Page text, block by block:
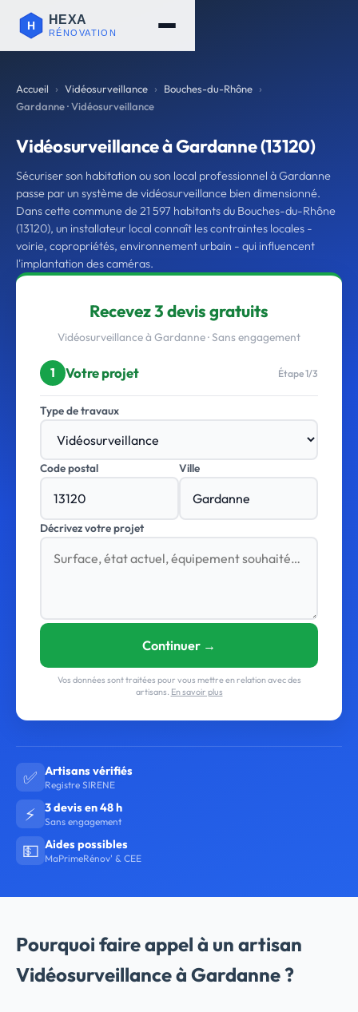
Accueil Vidéosurveillance
Bouches-du-Rhône
Gardanne · Vidéosurveillance
Vidéosurveillance à Gardanne (13120)
Sécuriser son habitation ou son local professionnel à Gardanne
passe par un système de vidéosurveillance bien dimensionné.
Dans cette commune de 21 597 habitants du Bouches-du-Rhône
(13120), un installateur local connaît les contraintes locales -
voirie, copropriétés, environnement urbain - qui influencent
l'implantation des caméras.
Recevez 3 devis gratuits
Vidéosurveillance à Gardanne · Sans engagement
1 Votre projet Étape 1/3
Type de travaux
Code postal Ville
Décrivez votre projet
Continuer →
Vos données sont traitées pour vous mettre en relation avec des
artisans. En savoir plus
✅ Artisans vérifiés
Registre SIRENE
⚡ 3 devis en 48 h
Sans engagement
💵 Aides possibles
MaPrimeRénov' & CEE
Pourquoi faire appel à un artisan
Vidéosurveillance à Gardanne ?